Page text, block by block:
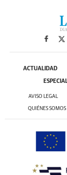
ACTUALIDAD
AVISO LEGAL
QUIÉNES SOMOS